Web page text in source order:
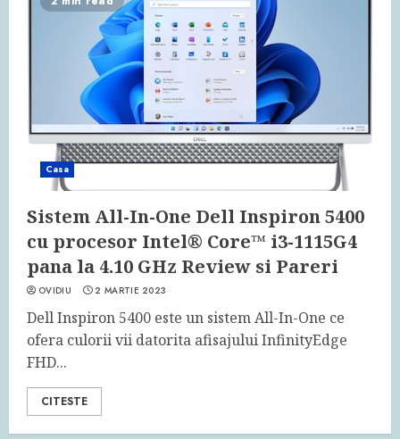
Casa
Sistem All-In-One Dell Inspiron 5400
cu procesor Intel® Core™ i3-1115G4
pana la 4.10 GHz Review si Pareri
OVIDIU 2 MARTIE 2023
Dell Inspiron 5400 este un sistem All-In-One ce
ofera culorii vii datorita afisajului InfinityEdge
FHD...
CITESTE